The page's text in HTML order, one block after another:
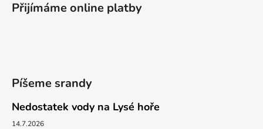
Přijímáme online platby
Píšeme srandy
Nedostatek vody na Lysé hoře
14.7.2026